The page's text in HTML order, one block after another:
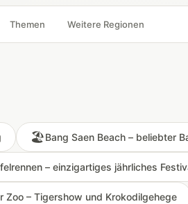
Themen Weitere Regionen
🏖️Bang Saen Beach – beliebter
– einzigartiges jährliches
Zoo – Tigershow und Krokodilgehege